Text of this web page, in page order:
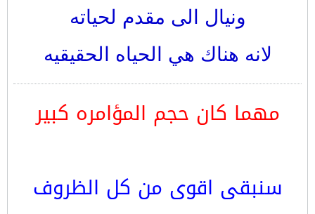
ونيال الى مقدم لحياته
لانه هناك هي الحياه الحقيقيه
مهما كان حجم المؤامره كبير
سنبقى اقوى من كل الظروف